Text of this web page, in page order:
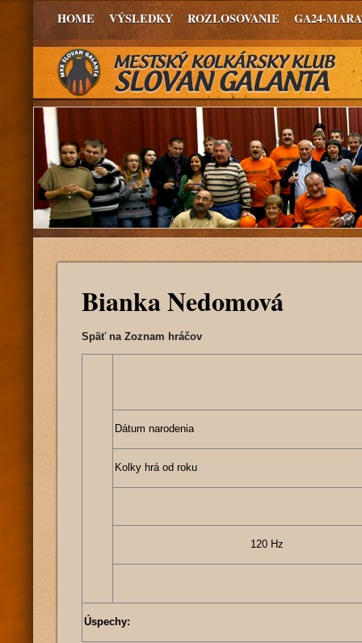
HOME VÝSLEDKY ROZLOSOVANIE GA24-
Bianka Nedomová
Späť na Zoznam hráčov
Dátum narodenia
Kolky hrá od roku
120 Hz
Úspechy: